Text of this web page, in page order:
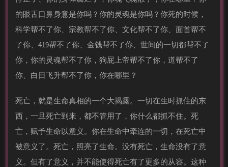
的眼舌口鼻身意是你吗？你的灵魂是你吗？你死的时候，
科学帮不了你、宗教帮不了你、文化帮不了你、面首帮不
了你、419帮不了你、金钱帮不了你、世间的一切都帮不了
你，你的灵魂帮不了你，狗屁上帝帮不了你，道帮不了
你、白日飞升帮不了你，你在哪里？
死亡，就是生命真相的一个大揭露。一切在生时抓住的东
西，一旦死亡到来，都不管用了，你什么都抓不住。死
亡，赋予生命以意义。你在生命中牵连的一切，在死亡中
被意义了。死亡，照亮了生命。没有死亡，生命没有了意
义。但有了意义，并不能使得死亡有了更多的从容。这种